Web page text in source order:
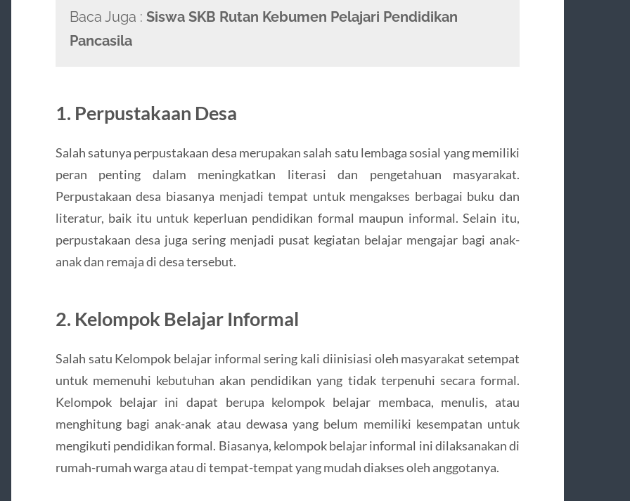
Baca Juga : Siswa SKB Rutan Kebumen Pelajari Pendidikan
Pancasila
1. Perpustakaan Desa
Salah satunya perpustakaan desa merupakan salah satu lembaga sosial yang memiliki
peran penting dalam meningkatkan literasi dan pengetahuan masyarakat.
Perpustakaan desa biasanya menjadi tempat untuk mengakses berbagai buku dan
literatur, baik itu untuk keperluan pendidikan formal maupun informal. Selain itu,
perpustakaan desa juga sering menjadi pusat kegiatan belajar mengajar bagi anak-
anak dan remaja di desa tersebut.
2. Kelompok Belajar Informal
Salah satu Kelompok belajar informal sering kali diinisiasi oleh masyarakat setempat
untuk memenuhi kebutuhan akan pendidikan yang tidak terpenuhi secara formal.
Kelompok belajar ini dapat berupa kelompok belajar membaca, menulis, atau
menghitung bagi anak-anak atau dewasa yang belum memiliki kesempatan untuk
mengikuti pendidikan formal. Biasanya, kelompok belajar informal ini dilaksanakan di
rumah-rumah warga atau di tempat-tempat yang mudah diakses oleh anggotanya.